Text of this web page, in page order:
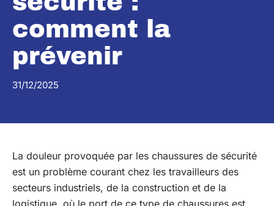
comment la
prévenir
31/12/2025
La douleur provoquée par les chaussures de sécurité
est un problème courant chez les travailleurs des
secteurs industriels, de la construction et de la
logistique, où le port de ce type de chaussures est